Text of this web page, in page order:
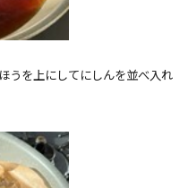
うを上にしてにしんを並べ入れ